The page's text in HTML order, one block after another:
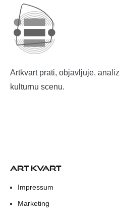
Artkvart prati, objavljuje,
kulturnu scenu.
ART KVART
Impressum
Marketing